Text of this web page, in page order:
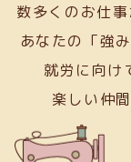
数多くのお仕
あなたの「強
就労に向け
楽しい仲